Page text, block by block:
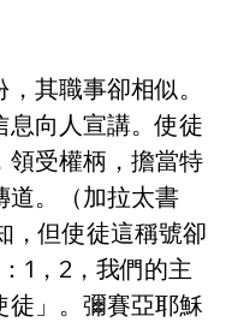
其職事卻相似。
息向人宣講。使徒
領受權柄，擔當特
道。（加拉太書
，但使徒這稱號卻
1，2，我們的主
徒」。彌賽亞耶穌